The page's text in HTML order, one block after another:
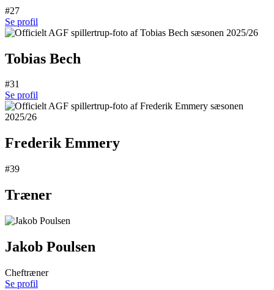
#27
Se profil
Tobias Bech
#31
Se profil
Frederik Emmery
#39
Træner
Jakob Poulsen
Cheftræner
Se profil